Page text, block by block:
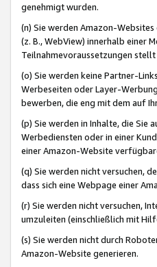
genehmigt wurden.
(n) Sie werden Amazon-
(z. B., WebView) innerhalb einer
Teilnahmevoraussetzungen
(o) Sie werden keine Partner-
Werbeseiten oder Layer-
bewerben, die eng mit dem auf
(p) Sie werden in Inhalte, die Sie
Werbediensten oder in einer
einer Amazon-Website
(q) Sie werden nicht versuchen,
dass sich eine Webpage einer
(r) Sie werden nicht versuchen,
umzuleiten (einschließlich mit
(s) Sie werden nicht durch
Amazon-Website generieren.